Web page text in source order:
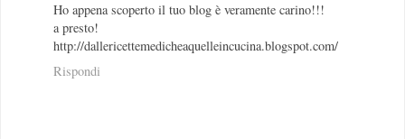
Ho appena scoperto il tuo blog è veramente carino!!!
a presto!
http://dallericettemedicheaquelleincucina.blogspot.com/
Rispondi